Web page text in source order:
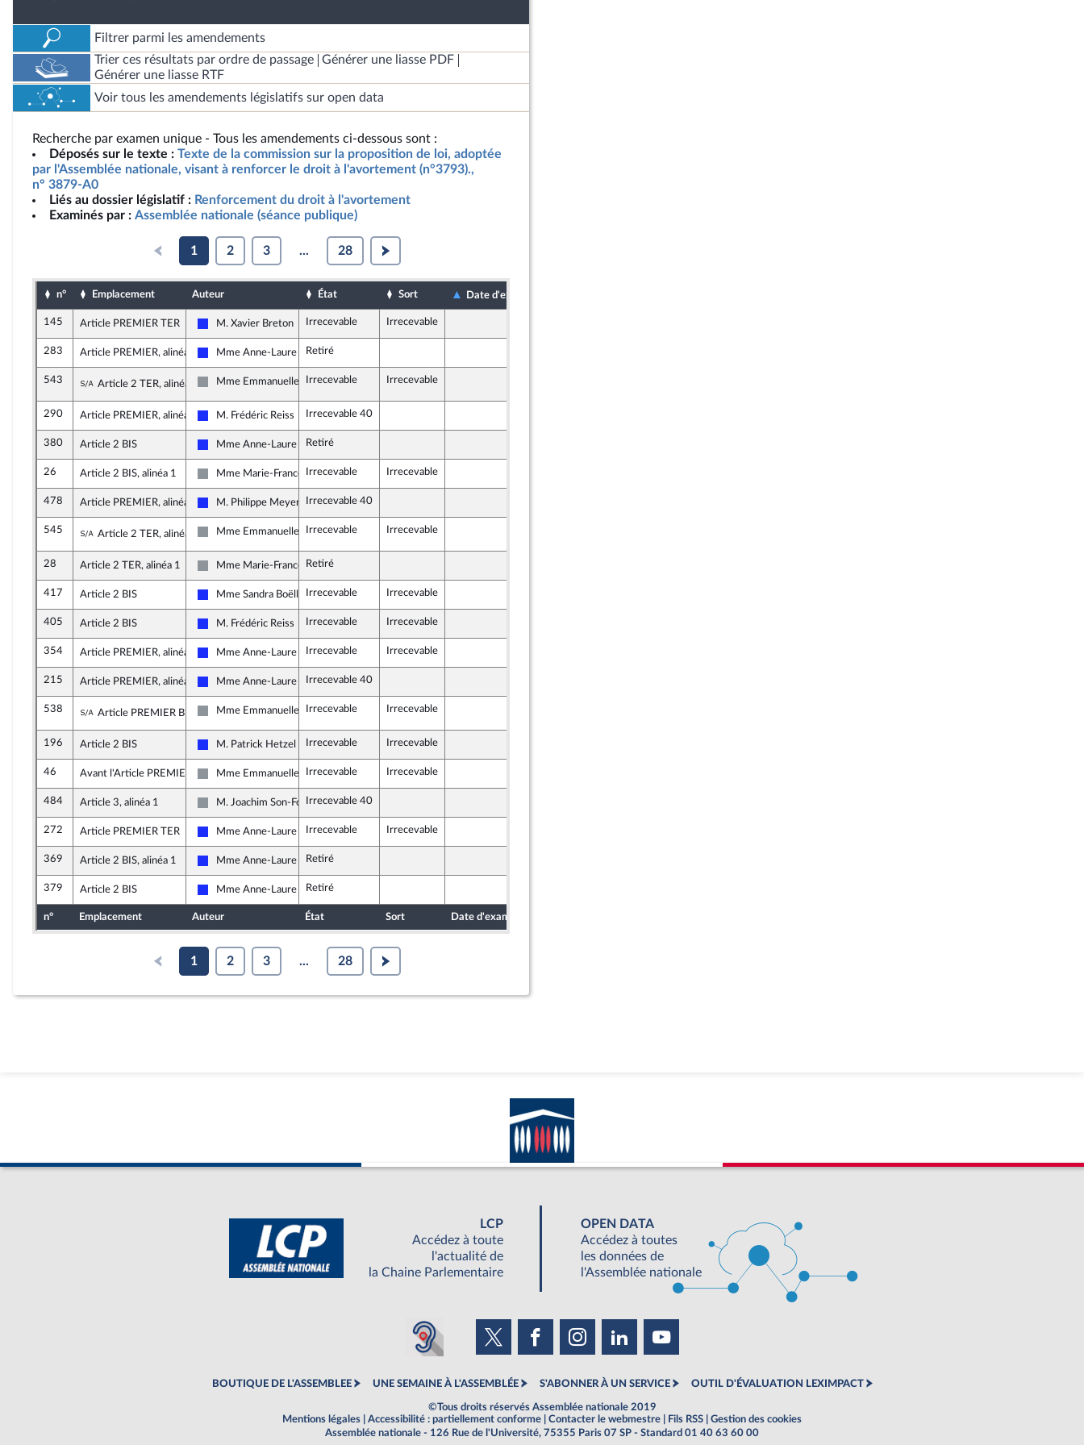
Filtrer parmi les amendements
Trier ces résultats par ordre de passage
Générer une liasse PDF
Générer une liasse RTF
Voir tous les amendements législatifs sur open data
Recherche par examen unique - Tous les amendements ci-dessous sont :
Déposés sur le texte : Texte de la commission sur la proposition de loi, adoptée
par l'Assemblée nationale, visant à renforcer le droit à l'avortement (n°3793).,
n° 3879-A0
Liés au dossier législatif : Renforcement du droit à l'avortement
Examinés par : Assemblée nationale (séance publique)
1 2 3 ... 28
n° Emplacement Auteur État Sort Date d'examen
145 Article PREMIER TER
Les Républicains
M. Xavier Breton Irrecevable Irrecevable
283 Article PREMIER, alinéa 3
Les Républicains
Mme Anne-Laure BlinRetiré
543 Sous-amendement de l'amendement n°135
Article 2 TER, alinéa 1 Non inscrit
Mme Emmanuelle Ménard
Irrecevable Irrecevable
290 Article PREMIER, alinéa 3
Les Républicains
M. Frédéric Reiss Irrecevable 40
380 Article 2 BIS
Les Républicains
Mme Anne-Laure BlinRetiré
26 Article 2 BIS, alinéa 1
Non inscrit
Mme Marie-France LorhoIrrecevable Irrecevable
478 Article PREMIER, alinéa 3
Les Républicains
M. Philippe Meyer Irrecevable 40
545 Sous-amendement de l'amendement n°135
Article 2 TER, alinéa 1 Non inscrit
Mme Emmanuelle Ménard
Irrecevable Irrecevable
28 Article 2 TER, alinéa 1
Non inscrit
Mme Marie-France Lorho
Retiré
417 Article 2 BIS
Les Républicains
Mme Sandra Boëlle Irrecevable Irrecevable
405 Article 2 BIS
Les Républicains
M. Frédéric Reiss Irrecevable Irrecevable
354 Article PREMIER, alinéa 2
Les Républicains
Mme Anne-Laure BlinIrrecevable Irrecevable
215 Article PREMIER, alinéa 3
Les Républicains
Mme Anne-Laure BlinIrrecevable 40
538 Sous-amendement de l'amendement n°115
Article PREMIER BIS, alinéa 2Non inscrit
Mme Emmanuelle Ménard
Irrecevable Irrecevable
196 Article 2 BIS
Les Républicains
M. Patrick Hetzel Irrecevable Irrecevable
46 Avant l'Article PREMIER
Non inscrit
Mme Emmanuelle Ménard
Irrecevable Irrecevable
484 Article 3, alinéa 1
Non inscrit
M. Joachim Son-ForgetIrrecevable 40
272 Article PREMIER TER
Les Républicains
Mme Anne-Laure BlinIrrecevable Irrecevable
369 Article 2 BIS, alinéa 1
Les Républicains
Mme Anne-Laure BlinRetiré
379 Article 2 BIS
Les Républicains
Mme Anne-Laure BlinRetiré
n° Emplacement Auteur État Sort Date d'examen
1 2 3 ... 28
LCP
Accédez à toute
l'actualité de
la Chaine Parlementaire
OPEN DATA
Accédez à toutes
les données de
l'Assemblée nationale
BOUTIQUE DE L'ASSEMBLEE UNE SEMAINE À L'ASSEMBLÉE S'ABONNER À UN SERVICE OUTIL D'ÉVALUATION LEXIMPACT
©Tous droits réservés Assemblée nationale 2019
Mentions légales
Accessibilité : partiellement conforme Contacter le webmestre Fils RSS
Gestion des cookies
Assemblée nationale - 126 Rue de l'Université, 75355 Paris 07 SP - Standard 01 40 63 60 00